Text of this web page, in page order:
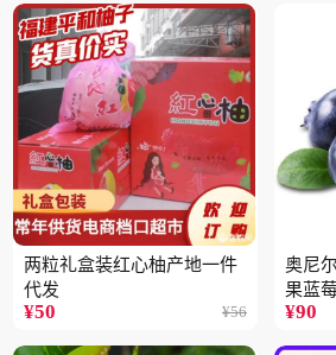
两粒礼盒装红心柚产地一件
代发
¥50 ¥56
奥尼
果蓝
顺丰包
¥90